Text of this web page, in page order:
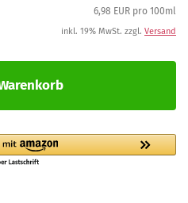
6,98 EUR pro 100ml
inkl. 19% MwSt. zzgl. Versand